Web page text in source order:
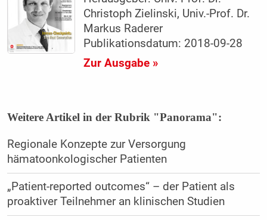
Christoph Zielinski, Univ.-Prof. Dr.
Markus Raderer
Publikationsdatum: 2018-09-28
Zur Ausgabe »
Weitere Artikel in der Rubrik "Panorama":
Regionale Konzepte zur Versorgung
hämatoonkologischer Patienten
„Patient-reported outcomes“ – der Patient als
proaktiver Teilnehmer an klinischen Studien